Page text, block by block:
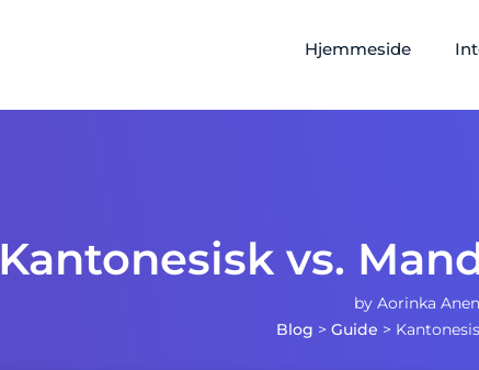
Hjemmeside
Kantonesisk vs.
by Aorinka
Blog > Guide >